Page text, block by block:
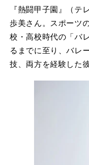
『熱闘甲子園』（テ
歩美さん。スポーツ
校・高校時代の「バ
るまでに至り、バレ
技、両方を経験した